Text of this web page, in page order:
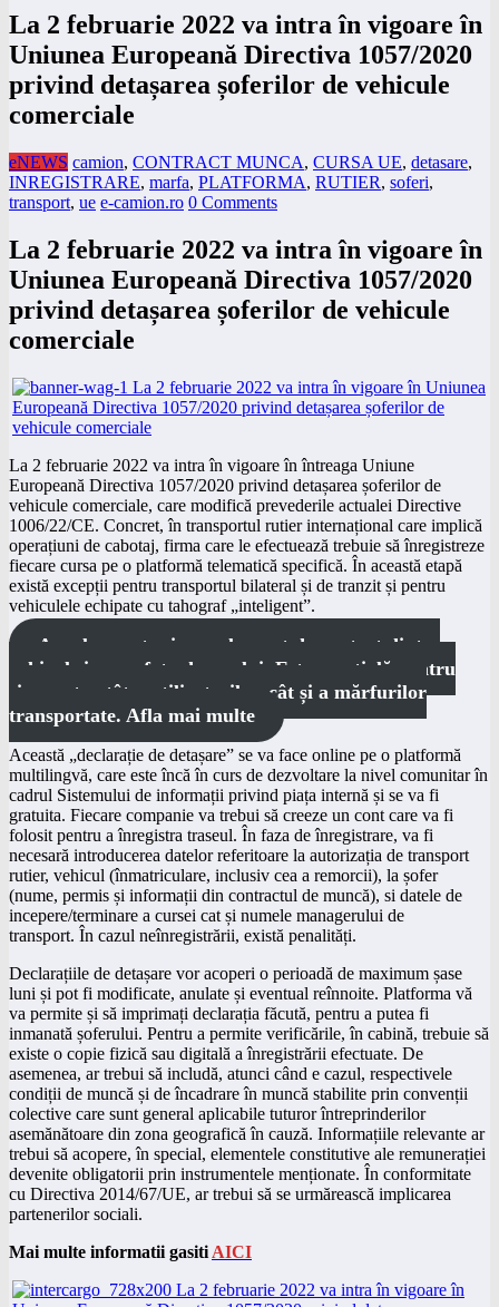
La 2 februarie 2022 va intra în vigoare în
Uniunea Europeană Directiva 1057/2020
privind detașarea șoferilor de vehicule
comerciale
eNEWS camion, CONTRACT MUNCA, CURSA UE, detasare,
INREGISTRARE, marfa, PLATFORMA, RUTIER, soferi,
transport, ue e-camion.ro 0 Comments
La 2 februarie 2022 va intra în vigoare în
Uniunea Europeană Directiva 1057/2020
privind detașarea șoferilor de vehicule
comerciale
La 2 februarie 2022 va intra în vigoare în întreaga Uniune
Europeană Directiva 1057/2020 privind detașarea șoferilor de
vehicule comerciale, care modifică prevederile actualei Directive
1006/22/CE. Concret, în transportul rutier internațional care implică
operațiuni de cabotaj, firma care le efectuează trebuie să înregistreze
fiecare cursa pe o platformă telematică specifică. În această etapă
există excepții pentru transportul bilateral și de tranzit și pentru
vehiculele echipate cu tahograf „inteligent”.
Anvelopa este singurul punct de contact dintre
vehicul și suprafața drumului. Este esențială pentru
siguranța atât a utilizatorilor, cât și a mărfurilor
transportate. Afla mai multe
Această „declarație de detașare” se va face online pe o platformă
multilingvă, care este încă în curs de dezvoltare la nivel comunitar în
cadrul Sistemului de informații privind piața internă și se va fi
gratuita. Fiecare companie va trebui să creeze un cont care va fi
folosit pentru a înregistra traseul. În faza de înregistrare, va fi
necesară introducerea datelor referitoare la autorizația de transport
rutier, vehicul (înmatriculare, inclusiv cea a remorcii), la șofer
(nume, permis și informații din contractul de muncă), si datele de
incepere/terminare a cursei cat și numele managerului de
transport. În cazul neînregistrării, există penalități.
Declarațiile de detașare vor acoperi o perioadă de maximum șase
luni și pot fi modificate, anulate și eventual reînnoite. Platforma vă
va permite și să imprimați declarația făcută, pentru a putea fi
inmanată șoferului. Pentru a permite verificările, în cabină, trebuie să
existe o copie fizică sau digitală a înregistrării efectuate. De
asemenea, ar trebui să includă, atunci când e cazul, respectivele
condiții de muncă și de încadrare în muncă stabilite prin convenții
colective care sunt general aplicabile tuturor întreprinderilor
asemănătoare din zona geografică în cauză. Informațiile relevante ar
trebui să acopere, în special, elementele constitutive ale remunerației
devenite obligatorii prin instrumentele menționate. În conformitate
cu Directiva 2014/67/UE, ar trebui să se urmărească implicarea
partenerilor sociali.
Mai multe informatii gasiti AICI